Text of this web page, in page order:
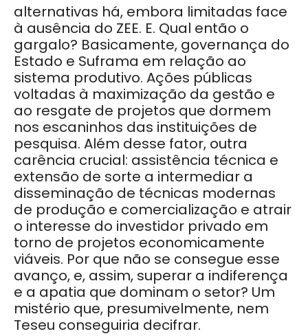
alternativas há, embora limitadas face
à ausência do ZEE. E. Qual então o
gargalo? Basicamente, governança do
Estado e Suframa em relação ao
sistema produtivo. Ações públicas
voltadas à maximização da gestão e
ao resgate de projetos que dormem
nos escaninhos das instituições de
pesquisa. Além desse fator, outra
carência crucial: assistência técnica e
extensão de sorte a intermediar a
disseminação de técnicas modernas
de produção e comercialização e atrair
o interesse do investidor privado em
torno de projetos economicamente
viáveis. Por que não se consegue esse
avanço, e, assim, superar a indiferença
e a apatia que dominam o setor? Um
mistério que, presumivelmente, nem
Teseu conseguiria decifrar.